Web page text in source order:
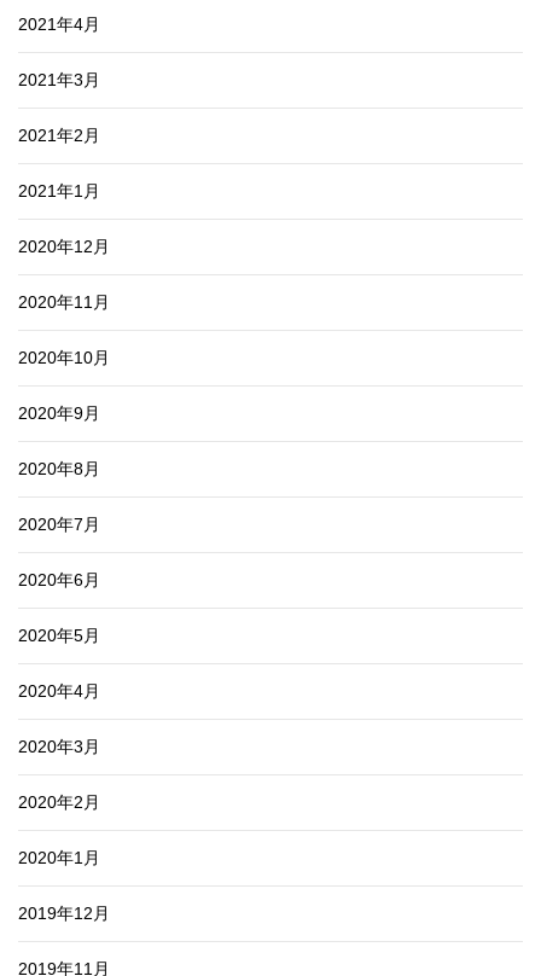
2021年4月
2021年3月
2021年2月
2021年1月
2020年12月
2020年11月
2020年10月
2020年9月
2020年8月
2020年7月
2020年6月
2020年5月
2020年4月
2020年3月
2020年2月
2020年1月
2019年12月
2019年11月